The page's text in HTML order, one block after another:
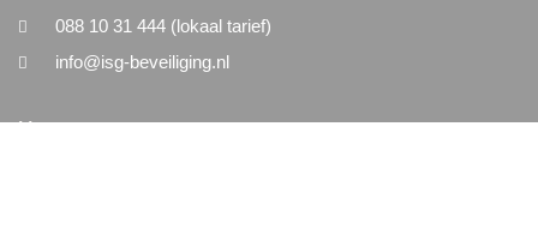
088 10 31 444 (lokaal tarief)
info@isg-beveiliging.nl
Menu